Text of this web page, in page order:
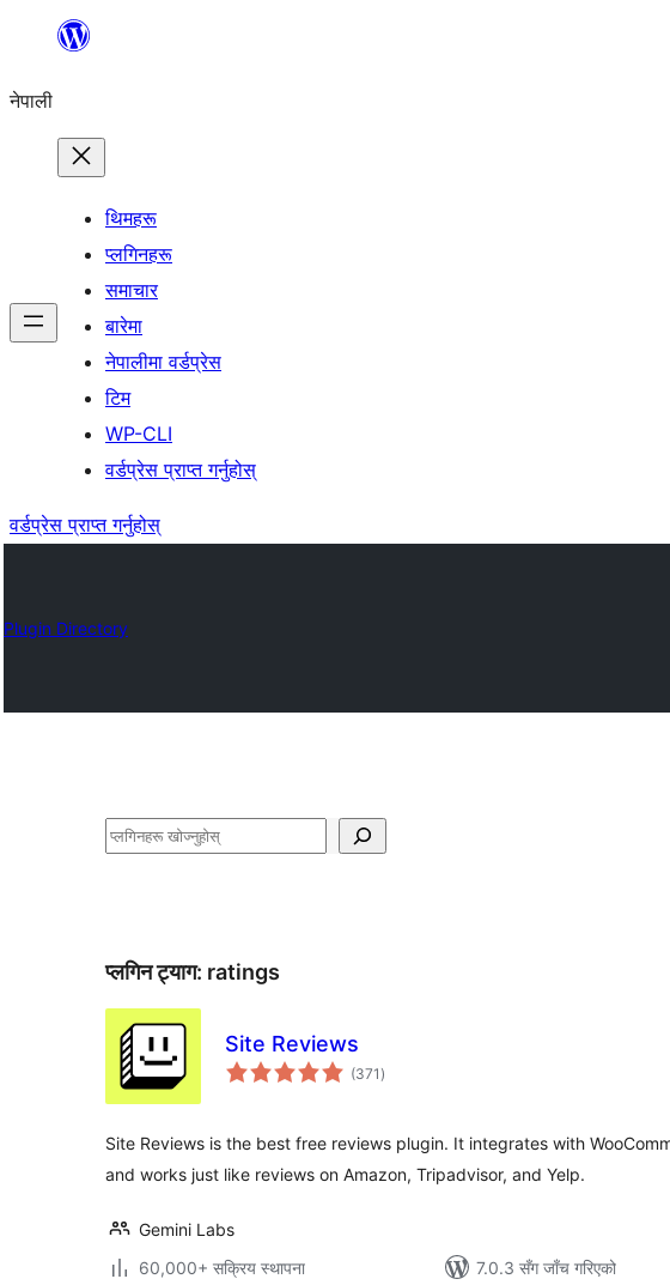
सामग्रीमा
नेपाली
थिमहरू
प्लगिनहरू
समाचार
बारेमा
नेपालीमा वर्डप्रेस
टिम
WP-CLI
वर्डप्रेस प्राप्त गर्नुहोस्
वर्डप्रेस प्राप्त गर्नुहोस्
Plugin Directory
खोज्नुहोस्
प्लगिन ट्याग: ratings
Site Reviews
(371 कुल
रेटिङ्गहरू
)
Site Reviews is the best free reviews plugin. It integrates with
and works just like reviews on Amazon, Tripadvisor, and Yelp.
Gemini Labs
60,000+ सक्रिय स्थापना
7.0.3 सँग जाँच गरिएको